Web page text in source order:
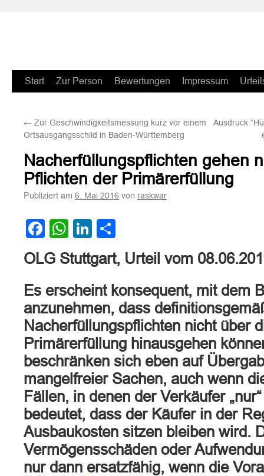
Zum
springen
Start Zur Person Bewertungen Impressum
← Zur Geschwindigkeitsmessung kurz vor einem
Ortsausgangsschild in Baden-Württemberg
Ausdruck
Nacherfüllungspflichten gehen
Pflichten der Primärerfüllung
Publiziert am 6. Mai 2016 von raskwar
Facebook
WhatsApp
LinkedIn
OLG Stuttgart, Urteil vom
Es erscheint konsequent, mit dem
anzunehmen, dass
Nacherfüllungspflichten nicht über
Primärerfüllung hinausgehen
beschränken sich eben auf
mangelfreier Sachen, auch wenn
Fällen, in denen der Verkäufer
bedeutet, dass der Käufer in der
Ausbaukosten sitzen bleiben wird.
Vermögensschäden oder
nur dann ersatzfähig, wenn die